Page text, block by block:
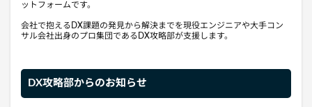
ットフォームです。
会社で抱えるDX課題の発見から解決までを現役エンジニアや大手コン
サル会社出身のプロ集団であるDX攻略部が支援します。
DX攻略部からのお知らせ